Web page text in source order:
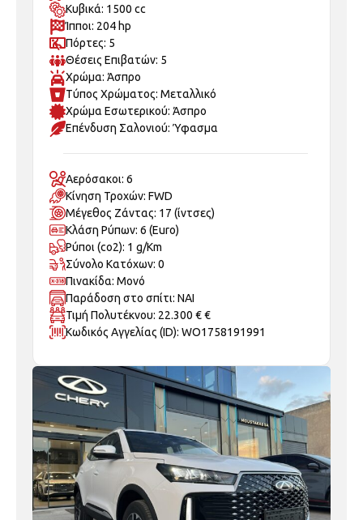
Κυβικά: 1500 cc
Ίπποι: 204 hp
Πόρτες: 5
Θέσεις Επιβατών: 5
Χρώμα: Άσπρο
Τύπος Χρώματος: Μεταλλικό
Χρώμα Εσωτερικού: Άσπρο
Επένδυση Σαλονιού: Ύφασμα
Αερόσακοι: 6
Κίνηση Τροχών: FWD
Μέγεθος Ζάντας: 17 (ίντσες)
Κλάση Ρύπων: 6 (Euro)
Ρύποι (co2): 1 g/Km
Σύνολο Κατόχων: 0
Πινακίδα: Μονό
Παράδοση στο σπίτι: ΝΑΙ
Τιμή Πολυτέκνου: 22.300 € €
Κωδικός Αγγελίας (ID): WO1758191991